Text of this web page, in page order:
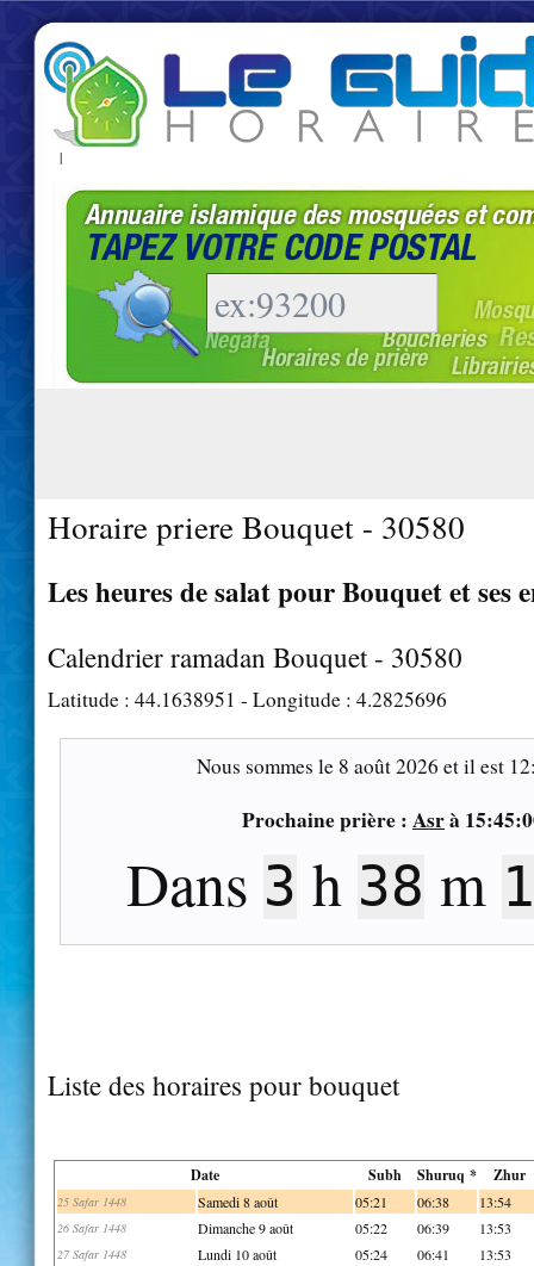
|
Horaire priere Bouquet - 30580
Les heures de salat pour Bouquet et ses
Calendrier ramadan Bouquet - 30580
Latitude : 44.1638951 - Longitude : 4.2825696
Nous sommes le 8 août 2026 et il est
Prochaine prière : Asrà
Dans 3 h 38 m
Liste des horaires pour bouquet
Date Subh Shuruq * Zhur
25 Safar 1448 Samedi 8 août 05:21 06:38 13:54
26 Safar 1448 Dimanche 9 août 05:22 06:39 13:53
27 Safar 1448 Lundi 10 août 05:24 06:41 13:53